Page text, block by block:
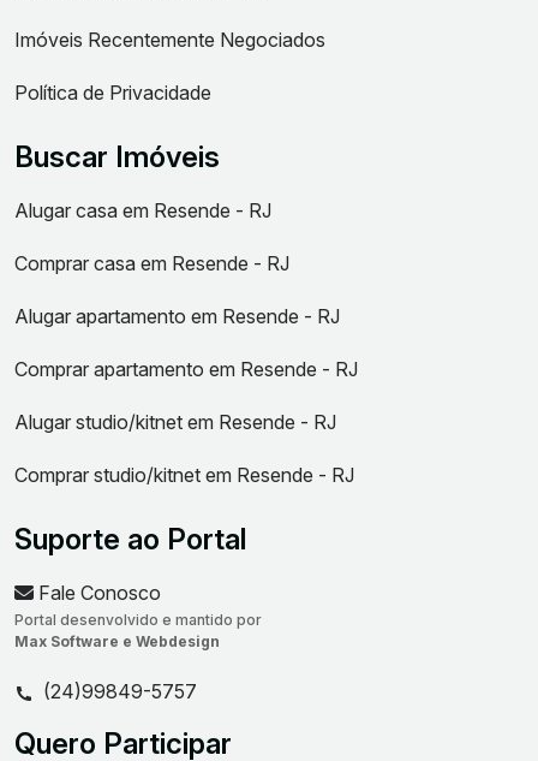
Imóveis Recentemente Negociados
Política de Privacidade
Buscar Imóveis
Alugar casa em Resende - RJ
Comprar casa em Resende - RJ
Alugar apartamento em Resende - RJ
Comprar apartamento em Resende - RJ
Alugar studio/kitnet em Resende - RJ
Comprar studio/kitnet em Resende - RJ
Suporte ao Portal
Fale Conosco
Portal desenvolvido e mantido por
Max Software e Webdesign
(24)99849-5757
Quero Participar